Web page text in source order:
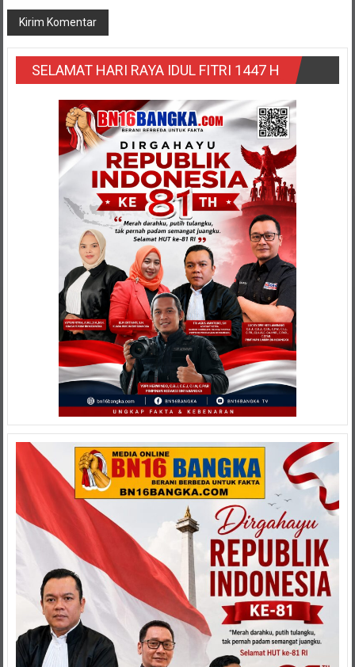
SELAMAT HARI RAYA IDUL FITRI 1447 H